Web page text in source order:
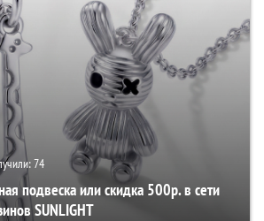
74
подвеска или скидка 500р. в сети
SUNLIGHT